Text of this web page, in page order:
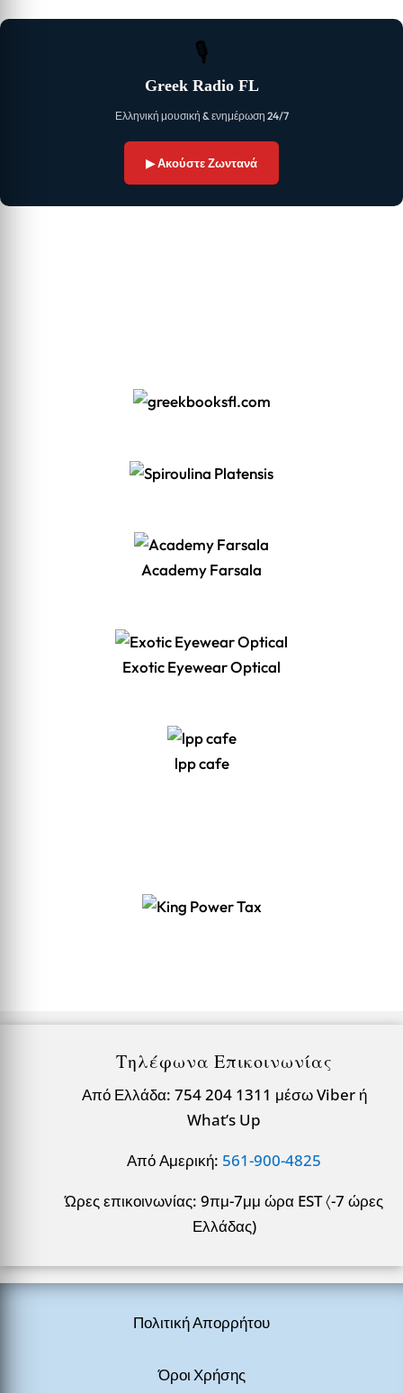
🎙
Greek Radio FL
Ελληνική μουσική & ενημέρωση 24/7
▶ Ακούστε Ζωντανά
Academy Farsala
Exotic Eyewear Optical
lpp cafe
Τηλέφωνα Επικοινωνίας
Από Ελλάδα: 754 204 1311 μέσω Viber ή
What’s Up
Από Αμερική: 561-900-4825
Ώρες επικοινωνίας: 9πμ-7μμ ώρα EST 〈-7 ώρες
Ελλάδας)
Πολιτική Απορρήτου
Όροι Χρήσης